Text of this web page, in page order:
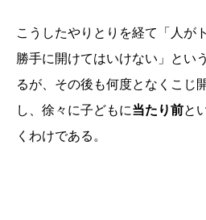
こうしたやりとりを経て「人が
勝手に開けてはいけない」という
るが、その後も何度となくこじ
し、徐々に子どもに当たり前と
くわけである。